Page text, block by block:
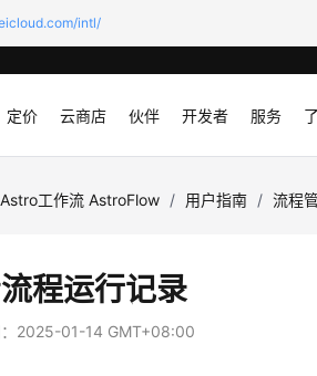
intl/
定价 云商店 伙伴 开发者 服务
Astro工作流 AstroFlow / 用户指南 / 流程
程运行记录
2025-01-14 GMT+08:00